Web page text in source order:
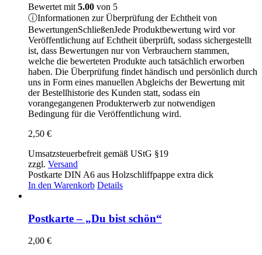
Bewertet mit 5.00 von 5
ⓘInformationen zur Überprüfung der Echtheit von
BewertungenSchließenJede Produktbewertung wird vor
Veröffentlichung auf Echtheit überprüft, sodass sichergestellt
ist, dass Bewertungen nur von Verbrauchern stammen,
welche die bewerteten Produkte auch tatsächlich erworben
haben. Die Überprüfung findet händisch und persönlich durch
uns in Form eines manuellen Abgleichs der Bewertung mit
der Bestellhistorie des Kunden statt, sodass ein
vorangegangenen Produkterwerb zur notwendigen
Bedingung für die Veröffentlichung wird.
2,50 €
Umsatzsteuerbefreit gemäß UStG §19
zzgl. Versand
Postkarte DIN A6 aus Holzschliffpappe extra dick
In den Warenkorb Details
Postkarte – „Du bist schön“
2,00 €